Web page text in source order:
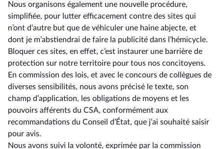
Nous organisons également une nouvelle procédure,
simplifiée, pour lutter efficacement contre des sites qui
n’ont d’autre but que de véhiculer une haine abjecte, et
dont je m’abstiendrai de faire la publicité dans l’hémicycle.
Bloquer ces sites, en effet, c’est instaurer une barrière de
protection sur notre territoire pour tous nos concitoyens.
En commission des lois, et avec le concours de collègues de
diverses sensibilités, nous avons précisé le texte, son
champ d’application, les obligations de moyens et les
pouvoirs afférents du CSA, conformément aux
recommandations du Conseil d’État, que j’ai souhaité saisir
pour avis.
Nous avons suivi la volonté, exprimée par la commission